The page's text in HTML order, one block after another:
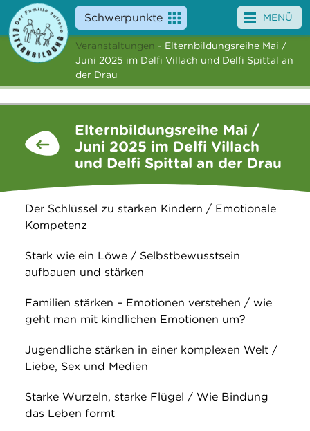
Schwerpunkte
Angebote
Veranstaltungen
Service
Über uns
Suche
MENÜ
Veranstaltungen - Elternbildungsreihe Mai /
Juni 2025 im Delfi Villach und Delfi Spittal an
der Drau
Elternbildungsreihe Mai /
Juni 2025 im Delfi Villach
und Delfi Spittal an der Drau
Der Schlüssel zu starken Kindern / Emotionale
Kompetenz
Stark wie ein Löwe / Selbstbewusstsein
aufbauen und stärken
Familien stärken – Emotionen verstehen / wie
geht man mit kindlichen Emotionen um?
Jugendliche stärken in einer komplexen Welt /
Liebe, Sex und Medien
Starke Wurzeln, starke Flügel / Wie Bindung
das Leben formt